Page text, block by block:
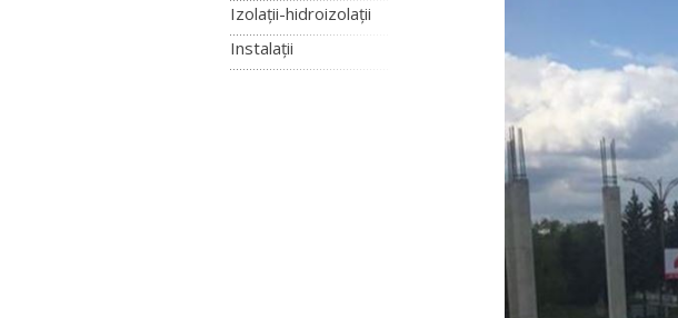
Izolații-hidroizolații
Instalații